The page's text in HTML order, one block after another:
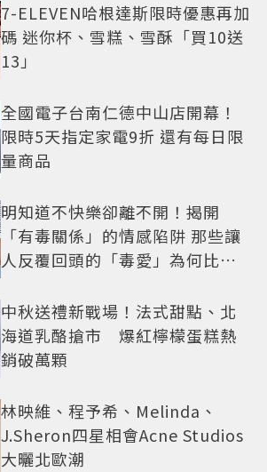
7-ELEVEN哈根達斯限時優惠再加
碼 迷你杯、雪糕、雪酥「買10送
13」
全國電子台南仁德中山店開幕！
限時5天指定家電9折 還有每日限
量商品
明知道不快樂卻離不開！揭開
「有毒關係」的情感陷阱 那些讓
人反覆回頭的「毒愛」為何比菸
中秋送禮新戰場！法式甜點、北
海道乳酪搶市 爆紅檸檬蛋糕熱
銷破萬顆
林映維、程予希、Melinda、
J.Sheron四星相會Acne Studios
大曬北歐潮